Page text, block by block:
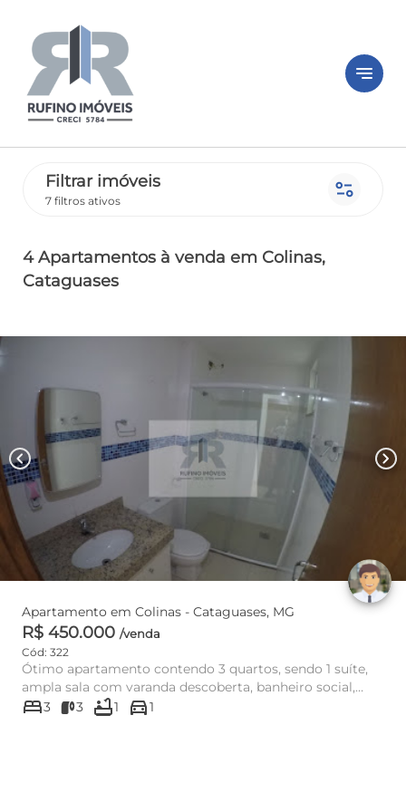
notes
Filtrar imóveis
7 filtros ativos page_info
4 Apartamentos à venda em Colinas,
Cataguases
chevron_left chevron_right
Apartamento em Colinas - Cataguases, MG
R$ 450.000 /venda
Cód: 322
Ótimo apartamento contendo 3 quartos, sendo 1 suíte,
ampla sala com varanda descoberta, banheiro social,
cozinha, área d...
bed3 3 bathtub1 directions_car1